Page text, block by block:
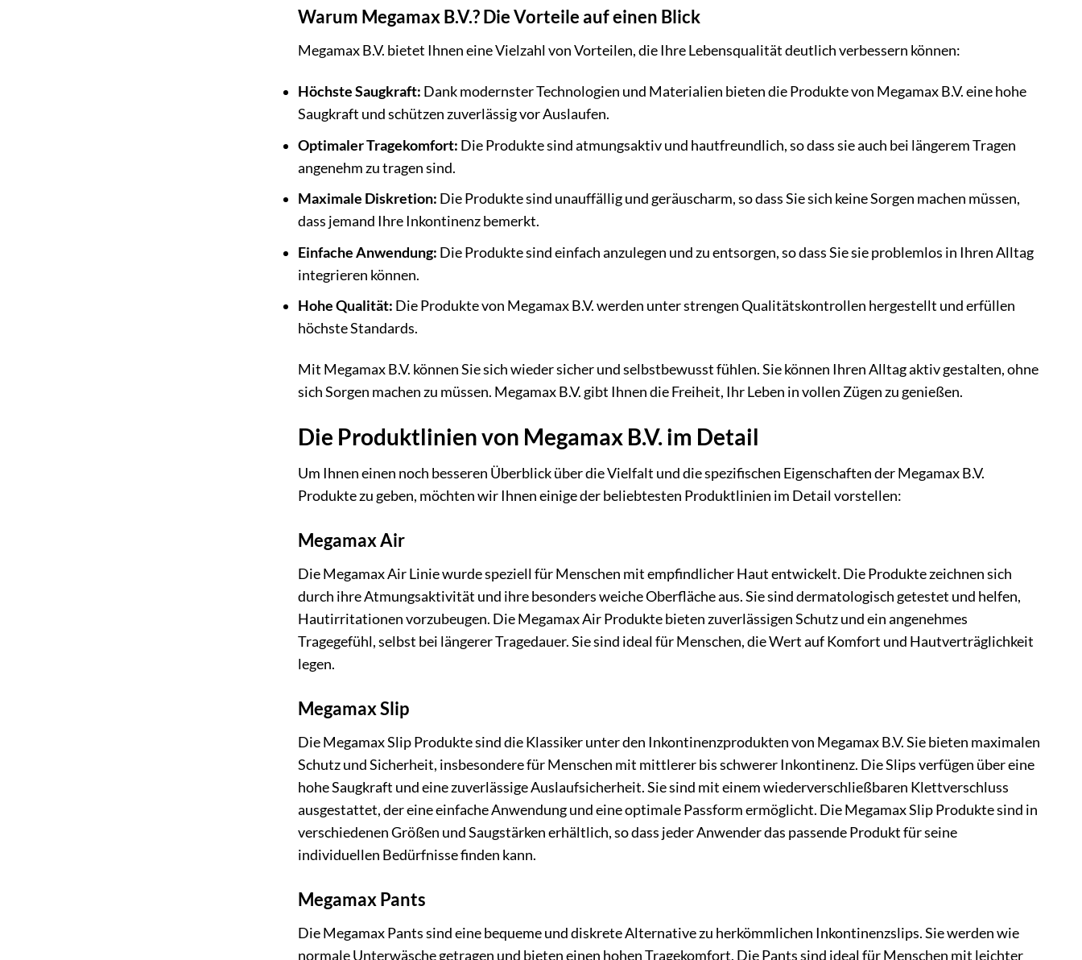
Warum Megamax B.V.? Die Vorteile auf einen Blick
Megamax B.V. bietet Ihnen eine Vielzahl von Vorteilen, die Ihre Lebensqualität deutlich verbessern können:
Höchste Saugkraft: Dank modernster Technologien und Materialien bieten die Produkte von Megamax B.V. eine hohe
Saugkraft und schützen zuverlässig vor Auslaufen.
Optimaler Tragekomfort: Die Produkte sind atmungsaktiv und hautfreundlich, so dass sie auch bei längerem Tragen
angenehm zu tragen sind.
Maximale Diskretion: Die Produkte sind unauffällig und geräuscharm, so dass Sie sich keine Sorgen machen müssen,
dass jemand Ihre Inkontinenz bemerkt.
Einfache Anwendung: Die Produkte sind einfach anzulegen und zu entsorgen, so dass Sie sie problemlos in Ihren Alltag
integrieren können.
Hohe Qualität: Die Produkte von Megamax B.V. werden unter strengen Qualitätskontrollen hergestellt und erfüllen
höchste Standards.
Mit Megamax B.V. können Sie sich wieder sicher und selbstbewusst fühlen. Sie können Ihren Alltag aktiv gestalten, ohne
sich Sorgen machen zu müssen. Megamax B.V. gibt Ihnen die Freiheit, Ihr Leben in vollen Zügen zu genießen.
Die Produktlinien von Megamax B.V. im Detail
Um Ihnen einen noch besseren Überblick über die Vielfalt und die spezifischen Eigenschaften der Megamax B.V.
Produkte zu geben, möchten wir Ihnen einige der beliebtesten Produktlinien im Detail vorstellen:
Megamax Air
Die Megamax Air Linie wurde speziell für Menschen mit empfindlicher Haut entwickelt. Die Produkte zeichnen sich
durch ihre Atmungsaktivität und ihre besonders weiche Oberfläche aus. Sie sind dermatologisch getestet und helfen,
Hautirritationen vorzubeugen. Die Megamax Air Produkte bieten zuverlässigen Schutz und ein angenehmes
Tragegefühl, selbst bei längerer Tragedauer. Sie sind ideal für Menschen, die Wert auf Komfort und Hautverträglichkeit
legen.
Megamax Slip
Die Megamax Slip Produkte sind die Klassiker unter den Inkontinenzprodukten von Megamax B.V. Sie bieten maximalen
Schutz und Sicherheit, insbesondere für Menschen mit mittlerer bis schwerer Inkontinenz. Die Slips verfügen über eine
hohe Saugkraft und eine zuverlässige Auslaufsicherheit. Sie sind mit einem wiederverschließbaren Klettverschluss
ausgestattet, der eine einfache Anwendung und eine optimale Passform ermöglicht. Die Megamax Slip Produkte sind in
verschiedenen Größen und Saugstärken erhältlich, so dass jeder Anwender das passende Produkt für seine
individuellen Bedürfnisse finden kann.
Megamax Pants
Die Megamax Pants sind eine bequeme und diskrete Alternative zu herkömmlichen Inkontinenzslips. Sie werden wie
normale Unterwäsche getragen und bieten einen hohen Tragekomfort. Die Pants sind ideal für Menschen mit leichter